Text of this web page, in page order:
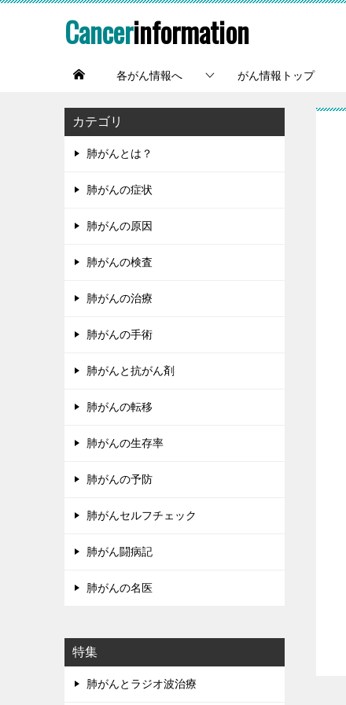
Cancerinformation
各がん情報へ がん情報トップ
カテゴリ
肺がんとは？
肺がんの症状
肺がんの原因
肺がんの検査
肺がんの治療
肺がんの手術
肺がんと抗がん剤
肺がんの転移
肺がんの生存率
肺がんの予防
肺がんセルフチェック
肺がん闘病記
肺がんの名医
特集
肺がんとラジオ波治療